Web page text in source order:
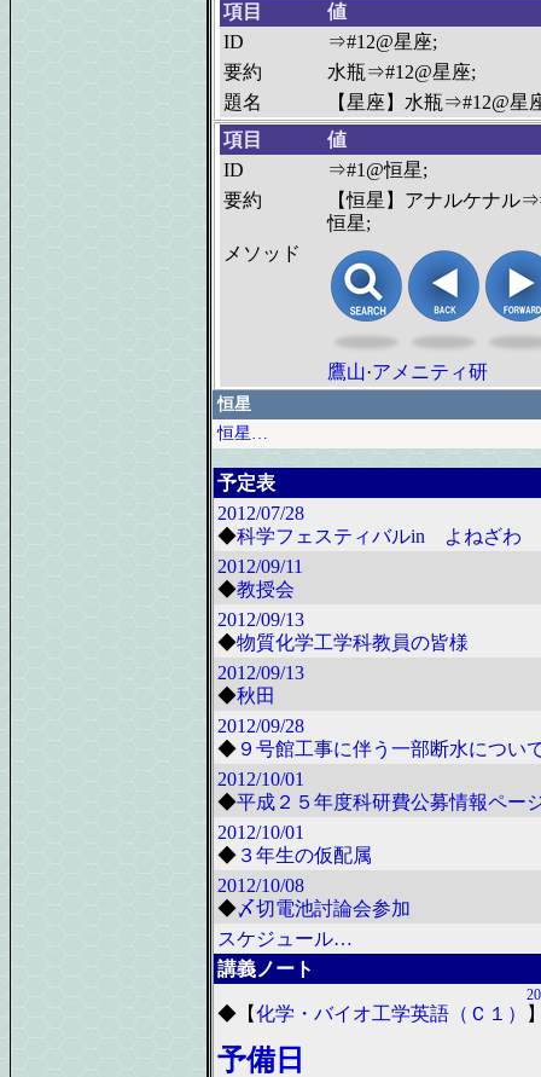
項目
値
ID
⇒#12@星座;
要約
水瓶⇒#12@星座;
題名
【星座】水瓶⇒#12@星
項目
値
ID
⇒#1@恒星;
要約
【恒星】アナルケナル
恒星;
メソッド
鷹山·アメニティ研
恒星
恒星…
予定表
2012/07/28
◆科学フェスティバルin よねざわ
2012/09/11
◆教授会
2012/09/13
◆物質化学工学科教員の皆様
2012/09/13
◆秋田
2012/09/28
◆ ９号館工事に伴う一部断水につい
2012/10/01
◆平成２５年度科研費公募情報ペー
2012/10/01
◆ ３年生の仮配属
2012/10/08
◆〆切電池討論会参加
スケジュール…
講義ノート
◆ 【化学・バイオ工学英語（Ｃ１）
予備日